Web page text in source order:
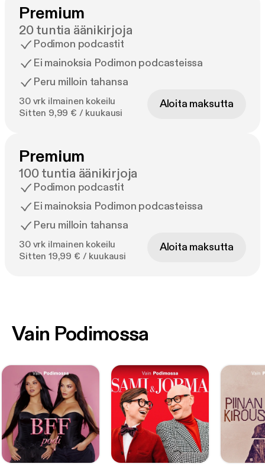
Premium
20 tuntia äänikirjoja
Podimon podcastit
Ei mainoksia Podimon podcasteissa
Peru milloin tahansa
30 vrk ilmainen kokeilu
Sitten 9,99 € / kuukausi
Aloita maksutta
Premium
100 tuntia äänikirjoja
Podimon podcastit
Ei mainoksia Podimon podcasteissa
Peru milloin tahansa
30 vrk ilmainen kokeilu
Sitten 19,99 € / kuukausi
Aloita maksutta
Vain Podimossa